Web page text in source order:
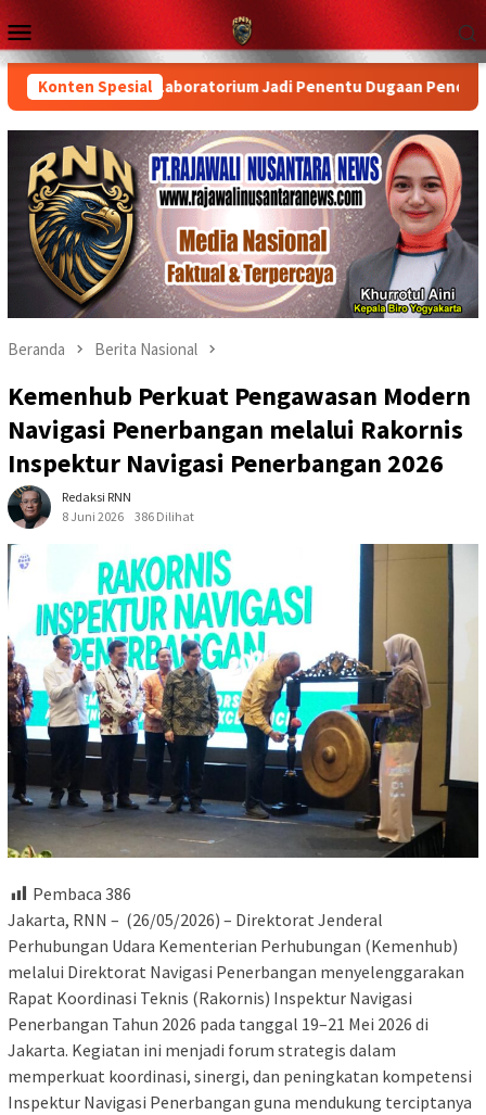
Loncat
ke
konten
Menu
Mobile
Konten Spesial
Ratai, Hasil Laboratorium Jadi Penentu Dugaan Pencemaran
Beranda Berita Nasional
Kemenhub Perkuat Pengawasan Modern
Navigasi Penerbangan melalui Rakornis
Inspektur Navigasi Penerbangan 2026
Redaksi RNN
8 Juni 2026
386 Dilihat
Pembaca 386
Jakarta, RNN – (26/05/2026) – Direktorat Jenderal
Perhubungan Udara Kementerian Perhubungan (Kemenhub)
melalui Direktorat Navigasi Penerbangan menyelenggarakan
Rapat Koordinasi Teknis (Rakornis) Inspektur Navigasi
Penerbangan Tahun 2026 pada tanggal 19–21 Mei 2026 di
Jakarta. Kegiatan ini menjadi forum strategis dalam
memperkuat koordinasi, sinergi, dan peningkatan kompetensi
Inspektur Navigasi Penerbangan guna mendukung terciptanya